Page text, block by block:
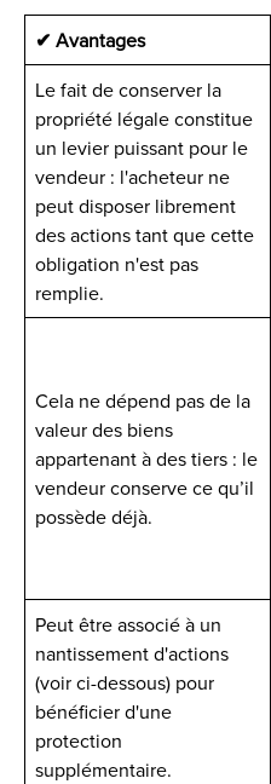
✔ Avantages
Le fait de conserver la
propriété légale constitue
un levier puissant pour le
vendeur : l'acheteur ne
peut disposer librement
des actions tant que cette
obligation n'est pas
remplie.
Cela ne dépend pas de la
valeur des biens
appartenant à des tiers : le
vendeur conserve ce qu’il
possède déjà.
Peut être associé à un
nantissement d'actions
(voir ci-dessous) pour
bénéficier d'une
protection
supplémentaire.